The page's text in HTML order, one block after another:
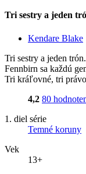
Tri sestry a jeden
Kendare Blake
Tri sestry a jeden
Fennbirn sa každú
Tri kráľovné, tri
4,2 80
1. diel série
Temné koruny
Vek
13+